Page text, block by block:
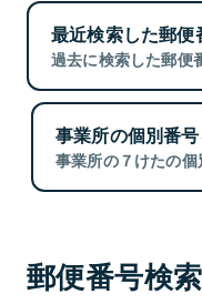
最近検索した郵便
過去に検索した郵便
事業所の個別番
事業所の７けたの個
郵便番号検